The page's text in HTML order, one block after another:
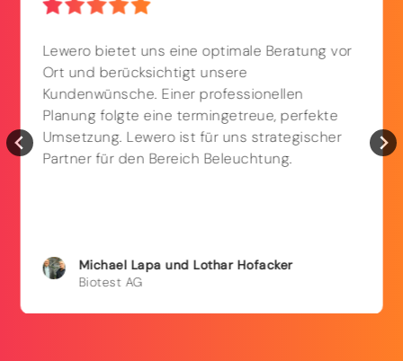
Lewero bietet uns eine optimale Beratung vor
Ort und berücksichtigt unsere
Kundenwünsche. Einer professionellen
Planung folgte eine termingetreue, perfekte
Umsetzung. Lewero ist für uns strategischer
Partner für den Bereich Beleuchtung.
Michael Lapa undLotharHofacker
Biotest AG